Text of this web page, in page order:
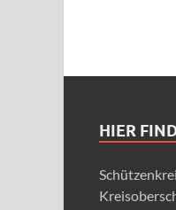
HIER